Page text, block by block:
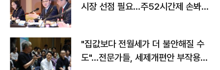
시장 선점 필요…주52시간제 손봐
"집값보다 전월세가 더 불안해질 수
도"…전문가들, 세제개편안 부작용